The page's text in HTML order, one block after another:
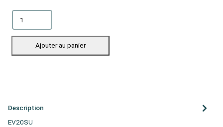
Ajouter au panier
Description
EV20SU